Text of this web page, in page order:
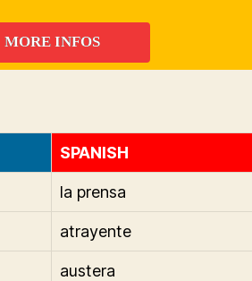
MORE INFOS
SPANISH
la prensa
atrayente
austera